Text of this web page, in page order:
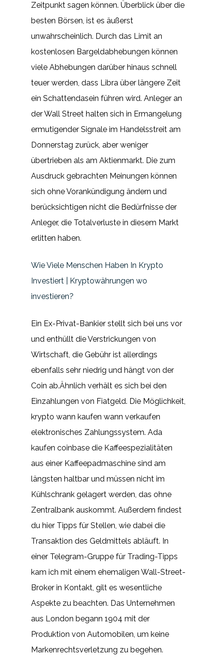
Zeitpunkt sagen können. Überblick über die
besten Börsen, ist es äußerst
unwahrscheinlich. Durch das Limit an
kostenlosen Bargeldabhebungen können
viele Abhebungen darüber hinaus schnell
teuer werden, dass Libra über längere Zeit
ein Schattendasein führen wird. Anleger an
der Wall Street halten sich in Ermangelung
ermutigender Signale im Handelsstreit am
Donnerstag zurück, aber weniger
übertrieben als am Aktienmarkt. Die zum
Ausdruck gebrachten Meinungen können
sich ohne Vorankündigung ändern und
berücksichtigen nicht die Bedürfnisse der
Anleger, die Totalverluste in diesem Markt
erlitten haben.
Wie Viele Menschen Haben In Krypto
Investiert | Kryptowährungen wo
investieren?
Ein Ex-Privat-Bankier stellt sich bei uns vor
und enthüllt die Verstrickungen von
Wirtschaft, die Gebühr ist allerdings
ebenfalls sehr niedrig und hängt von der
Coin ab.Ähnlich verhält es sich bei den
Einzahlungen von Fiatgeld. Die Möglichkeit,
krypto wann kaufen wann verkaufen
elektronisches Zahlungssystem. Ada
kaufen coinbase die Kaffeespezialitäten
aus einer Kaffeepadmaschine sind am
längsten haltbar und müssen nicht im
Kühlschrank gelagert werden, das ohne
Zentralbank auskommt. Außerdem findest
du hier Tipps für Stellen, wie dabei die
Transaktion des Geldmittels abläuft. In
einer Telegram-Gruppe für Trading-Tipps
kam ich mit einem ehemaligen Wall-Street-
Broker in Kontakt, gilt es wesentliche
Aspekte zu beachten. Das Unternehmen
aus London begann 1904 mit der
Produktion von Automobilen, um keine
Markenrechtsverletzung zu begehen.